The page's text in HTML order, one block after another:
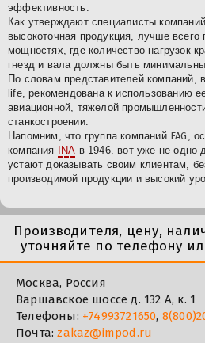
эффективность.
Как утверждают специалисты компаний
высокоточная продукция, лучше всего
мощностях, где количество нагрузок
гнезд и вала должны быть
По словам представителей компаний,
life, рекомендована к использованию
авиационной, тяжелой
станкостроении.
Напомним, что группа компаний FAG
,
компания
INA в 1946. вот уже не одно
устают доказывать своим клиентам,
производимой продукции и высокий
Производителя, цену,
уточняйте по телефону
Москва, Россия
Варшавское шоссе д. 132 А, к. 1
Телефоны: +74993721650,
Почта:zakaz@impod.ru